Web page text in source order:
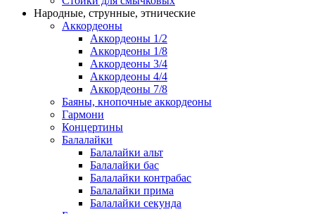
Народные, струнные, этнические
Аккордеоны
Аккордеоны 1/2
Аккордеоны 1/8
Аккордеоны 3/4
Аккордеоны 4/4
Аккордеоны 7/8
Баяны, кнопочные аккордеоны
Гармони
Концертины
Балалайки
Балалайки альт
Балалайки бас
Балалайки контрабас
Балалайки прима
Балалайки секунда